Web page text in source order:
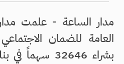
مدار الساعة - علمت
العامة للضمان
بشراء 32646